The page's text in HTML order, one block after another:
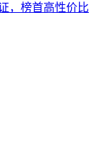
，榜首高性价比